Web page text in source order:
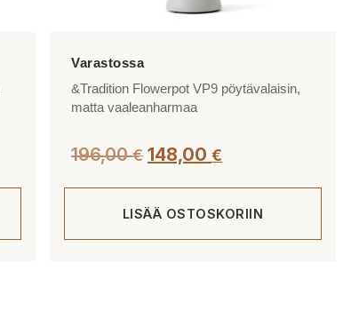
&Tradition Flowerpot VP9 pöytävalaisin,
matta vaaleanharmaa
196,00€ Alkuperäinen
196,00 €.
148,00 €
148,00 €.
LISÄÄ OSTOSKORIIN